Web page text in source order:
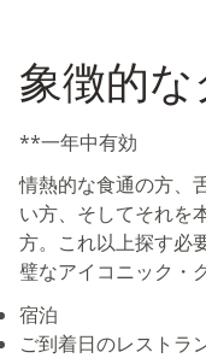
象徴的
**一年中有効
情熱的な食通の方、
い方、そしてそれを
方。これ以上探す必
璧なアイコニック・
宿泊
ご到着日のレストラ